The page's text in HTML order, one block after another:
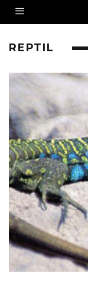
REPTIL